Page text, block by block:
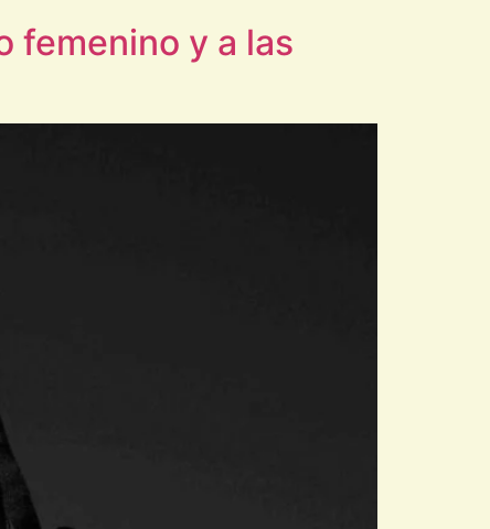
femenino y a las